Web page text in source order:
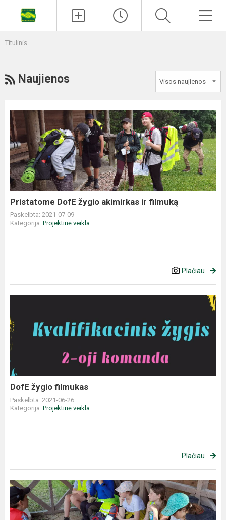
Titulinis
Naujienos
Pristatome DofE žygio akimirkas ir filmuką
Paskelbta: 2021-07-09
Kategorija: Projektinė veikla
Plačiau
DofE žygio filmukas
Paskelbta: 2021-06-26
Kategorija: Projektinė veikla
Plačiau